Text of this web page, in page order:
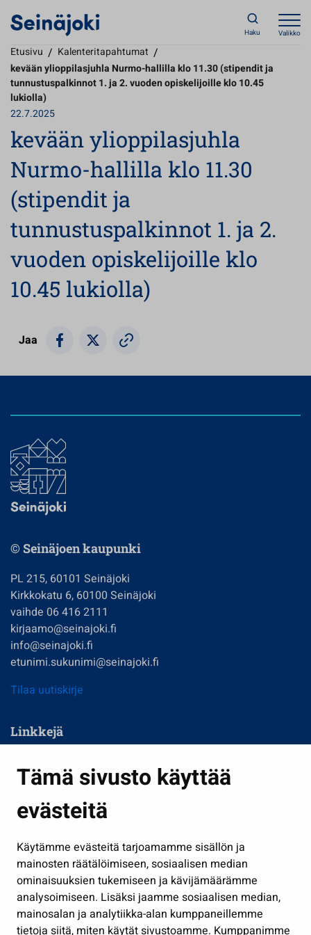
Tämä sivusto käyttää
evästeitä
Käytämme evästeitä tarjoamamme sisällön ja
mainosten räätälöimiseen, sosiaalisen median
ominaisuuksien tukemiseen ja kävijämäärämme
analysoimiseen. Lisäksi jaamme sosiaalisen median,
mainosalan ja analytiikka-alan kumppaneillemme
tietoja siitä, miten käytät sivustoamme. Kumppanimme
Haku Valikko
Etusivu / Kalenteritapahtumat /
kevään ylioppilasjuhla Nurmo-hallilla klo 11.30 (stipendit ja
tunnustuspalkinnot 1. ja 2. vuoden opiskelijoille klo 10.45
lukiolla)
22.7.2025
kevään ylioppilasjuhla
Nurmo-hallilla klo 11.30
(stipendit ja
tunnustuspalkinnot 1. ja 2.
vuoden opiskelijoille klo
10.45 lukiolla)
Jaa
© Seinäjoen kaupunki
PL 215, 60101 Seinäjoki
Kirkkokatu 6, 60100 Seinäjoki
vaihde 06 416 2111
kirjaamo@seinajoki.fi
info@seinajoki.fi
etunimi.sukunimi@seinajoki.fi
Tilaa uutiskirje
Linkkejä
Kasvatus ja opetus
Kulttuuri ja liikunta
Työ ja yrittäminen
Osallistu ja asioi
Näytä omat evästeasetukseni